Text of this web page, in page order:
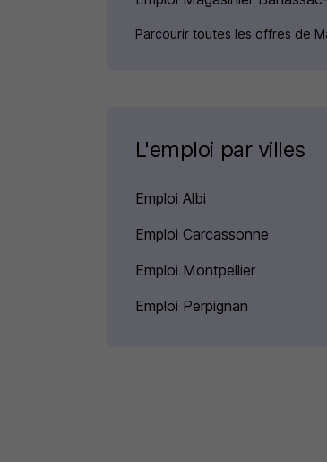
Parcourir toutes les offres de
L'emploi par villes
Emploi Albi
Emploi Carcassonne
Emploi Montpellier
Emploi Perpignan